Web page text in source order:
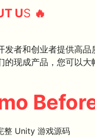
US 🔥
发者和创业者提供高
的现成产品，您可以
整 Unity 游戏源码